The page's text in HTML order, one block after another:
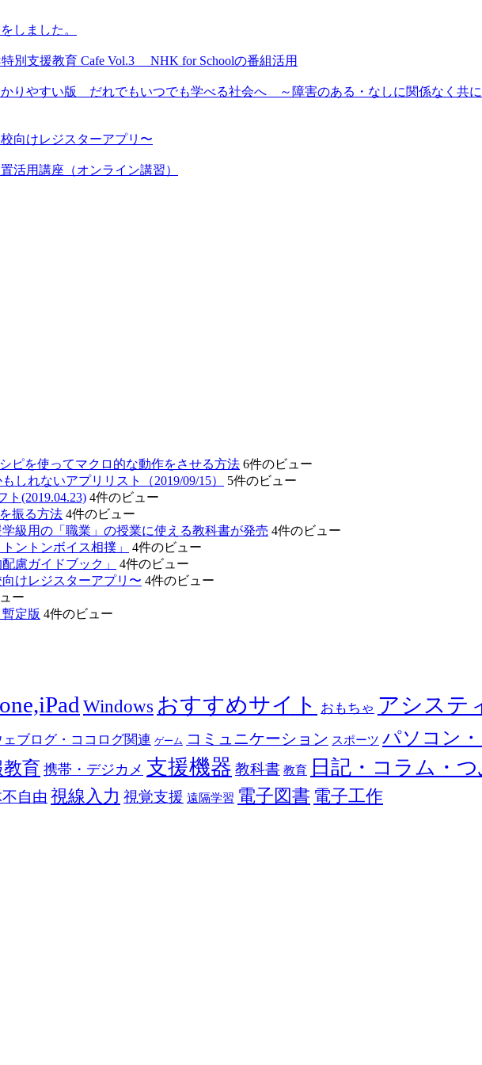
しました。
特別支援教育 Cafe Vol.3 NHK for Schoolの番組活用
かりやすい版 だれでもいつでも学べる社会へ ～障害のある・なしに関係なく共
向けレジスターアプリ〜
活用講座（オンライン講習）
ピを使ってマクロ的な動作をさせる方法 6件のビュー
しれないアプリリスト（2019/09/15）
5件のビュー
ト(2019.04.23) 4件のビュー
振る方法 4件のビュー
級用の「職業」の授業に使える教科書が発売 4件のビュー
ントンボイス相撲」
4件のビュー
慮ガイドブック」
4件のビュー
向けレジスターアプリ〜 4件のビュー
ー
定版 4件のビュー
Windows おすすめサイト おもちゃ アシステ
ェブログ・ココログ関連 ゲーム コミュニケーション スポーツ パソコン
育 携帯・デジカメ 支援機器 教科書 教育 日記・コラム・
自由 視線入力 視覚支援 遠隔学習 電子図書 電子工作